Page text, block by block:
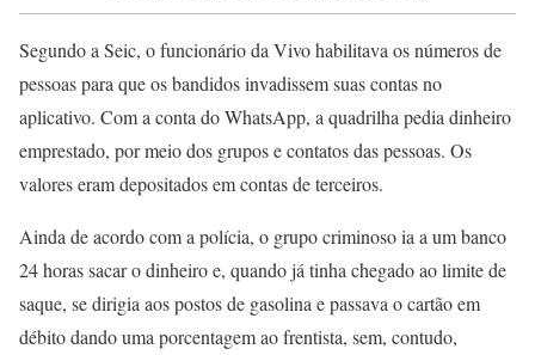
Segundo a Seic, o funcionário da Vivo habilitava os números de
pessoas para que os bandidos invadissem suas contas no
aplicativo. Com a conta do WhatsApp, a quadrilha pedia dinheiro
emprestado, por meio dos grupos e contatos das pessoas. Os
valores eram depositados em contas de terceiros.
Ainda de acordo com a polícia, o grupo criminoso ia a um banco
24 horas sacar o dinheiro e, quando já tinha chegado ao limite de
saque, se dirigia aos postos de gasolina e passava o cartão em
débito dando uma porcentagem ao frentista, sem, contudo,